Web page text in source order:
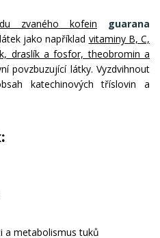
zvaného kofein
guarana
jako například vitaminy B, C,
draslík a fosfor, theobromin a
povzbuzující látky. Vyzdvihnout
katechinových tříslovin a
a metabolismus tuků